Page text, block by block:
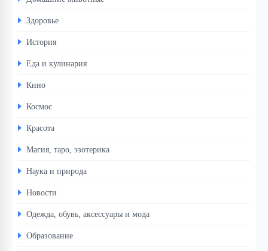
Здоровье
История
Еда и кулинария
Кино
Космос
Красота
Магия, таро, эзотерика
Наука и природа
Новости
Одежда, обувь, аксессуары и мода
Образование